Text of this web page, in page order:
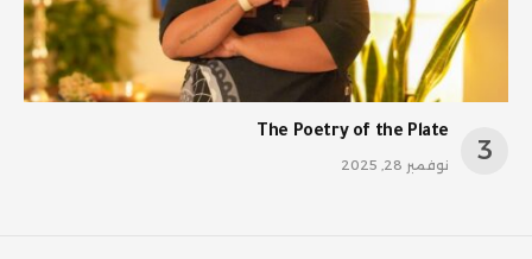
The Poetry of the Plate
نوفمبر 28, 2025